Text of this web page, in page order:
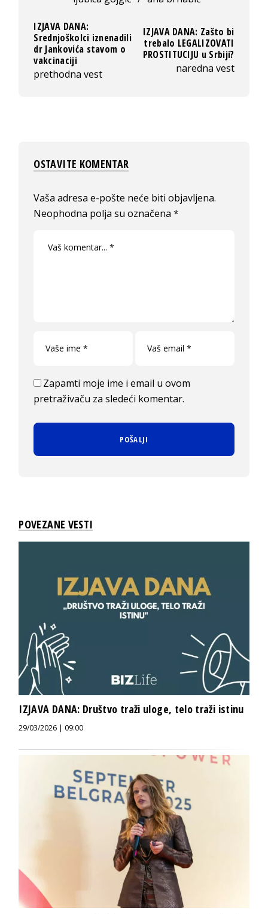
IZJAVA DANA:
Srednjoškolci iznenadili
dr Jankovića stavom o
vakcinaciji
prethodna vest
IZJAVA DANA: Zašto bi
trebalo LEGALIZOVATI
PROSTITUCIJU u Srbiji?
naredna vest
OSTAVITE KOMENTAR
Vaša adresa e-pošte neće biti objavljena.
Neophodna polja su označena*
Zapamti moje ime i email u ovom
pretraživaču za sledeći komentar.
POVEZANE VESTI
IZJAVA DANA: Društvo traži uloge, telo traži istinu
29/03/2026 | 09:00